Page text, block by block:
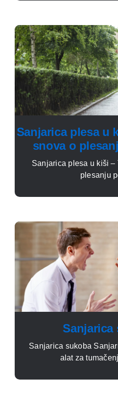
Sanjarica plesa u
snova o
Sanjarica plesa u kiši –
plesanju
Sanjarica
Sanjarica sukoba
alat za